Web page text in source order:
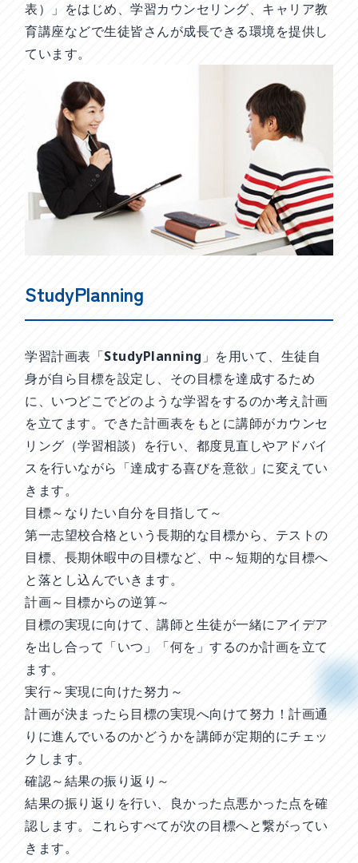
表）」をはじめ、学習カウンセリング、キャリア教
育講座などで生徒皆さんが成長できる環境を提供し
ています。
StudyPlanning
学習計画表「StudyPlanning」を用いて、生徒自
身が自ら目標を設定し、その目標を達成するため
に、いつどこでどのような学習をするのか考え計画
を立てます。できた計画表をもとに講師がカウンセ
リング（学習相談）を行い、都度見直しやアドバイ
スを行いながら「達成する喜びを意欲」に変えてい
きます。
目標～なりたい自分を目指して～
第一志望校合格という長期的な目標から、テストの
目標、長期休暇中の目標など、中～短期的な目標へ
と落とし込んでいきます。
計画～目標からの逆算～
目標の実現に向けて、講師と生徒が一緒にアイデア
を出し合って「いつ」「何を」するのか計画を立て
ます。
実行～実現に向けた努力～
計画が決まったら目標の実現へ向けて努力！計画通
りに進んでいるのかどうかを講師が定期的にチェッ
クします。
確認～結果の振り返り～
結果の振り返りを行い、良かった点悪かった点を確
認します。これらすべてが次の目標へと繋がってい
きます。